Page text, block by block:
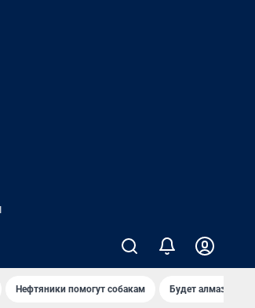
Нефтяники помогут собакам Будет алмазный